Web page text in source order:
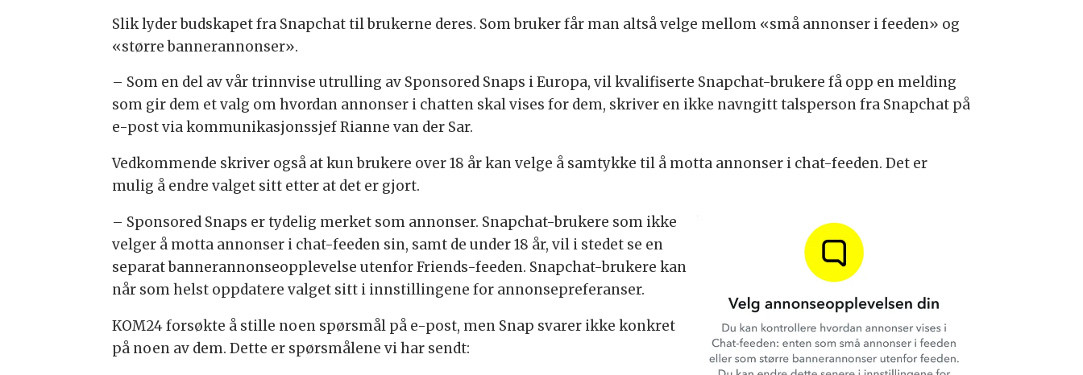
Slik lyder budskapet fra Snapchat til brukerne deres. Som bruker får man altså velge mellom «små annonser i feeden» og
«større bannerannonser».
– Som en del av vår trinnvise utrulling av Sponsored Snaps i Europa, vil kvalifiserte Snapchat-brukere få opp en melding
som gir dem et valg om hvordan annonser i chatten skal vises for dem, skriver en ikke navngitt talsperson fra Snapchat på
e-post via kommunikasjonssjef Rianne van der Sar.
Vedkommende skriver også at kun brukere over 18 år kan velge å samtykke til å motta annonser i chat-feeden. Det er
mulig å endre valget sitt etter at det er gjort.
– Sponsored Snaps er tydelig merket som annonser. Snapchat-brukere som ikke
velger å motta annonser i chat-feeden sin, samt de under 18 år, vil i stedet se en
separat bannerannonseopplevelse utenfor Friends-feeden. Snapchat-brukere kan
når som helst oppdatere valget sitt i innstillingene for annonsepreferanser.
KOM24 forsøkte å stille noen spørsmål på e-post, men Snap svarer ikke konkret
på noen av dem. Dette er spørsmålene vi har sendt: